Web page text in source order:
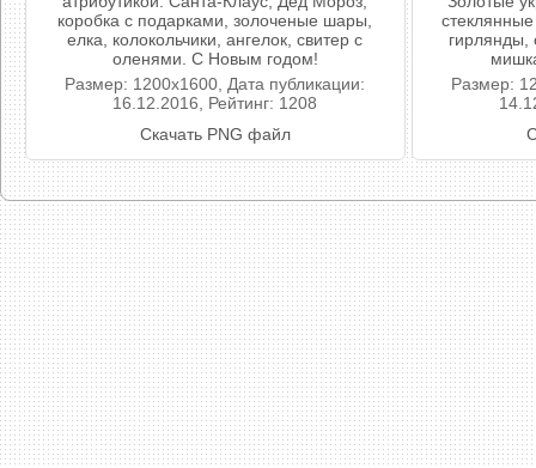
коробка с подарками, золоченые шары,
елка, колокольчики, ангелок, свитер с
оленями. С Новым годом!
Размер: 1200x1600, Дата публикации:
16.12.2016, Рейтинг: 1208
Скачать PNG файл
Размер: